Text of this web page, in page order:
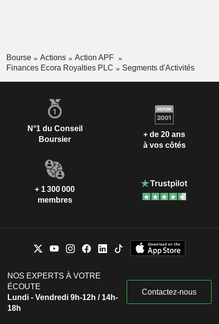
Bourse Actions
Action APF
Finances Ecora Royalties PLC
Segments d'Activités
N°1 du Conseil
Boursier
+ de 20 ans
à vos côtés
+ 1 300 000
membres
NOS EXPERTS À VOTRE
ÉCOUTE
Lundi - Vendredi 9h-12h / 14h-
18h
Contactez-nous